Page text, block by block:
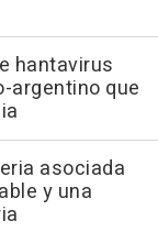
hantavirus
argentino que
asociada
y una